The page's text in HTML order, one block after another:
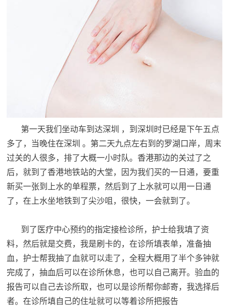
第一天我们坐动车到达深圳 ，到深圳时已经是下午五点
多了，当晚住在深圳 。第二天九点左右到的罗湖口岸，周末
过关的人很多，排了大概一小时队。香港那边的关过了之
后，就到了香港地铁站的大堂，因为我们买的一日通，要重
新买一张到上水的单程票，然后到了上水就可以用一日通
了，在上水坐地铁到了尖沙咀，很快，一会就到了。
到了医疗中心预约的指定接检诊所，护士给我填了资
料，然后就是交费，我是刷卡的，在诊所填表单，准备抽
血，护士帮我抽了血就可以走了，全程大概用了半个多钟就
完成了，抽血后可以在诊所休息，也可以自己离开。验血的
报告可以自己去诊所取，也可以是诊所帮你邮寄，我选择后
者。在诊所填自己的住址就可以等着诊所把报告